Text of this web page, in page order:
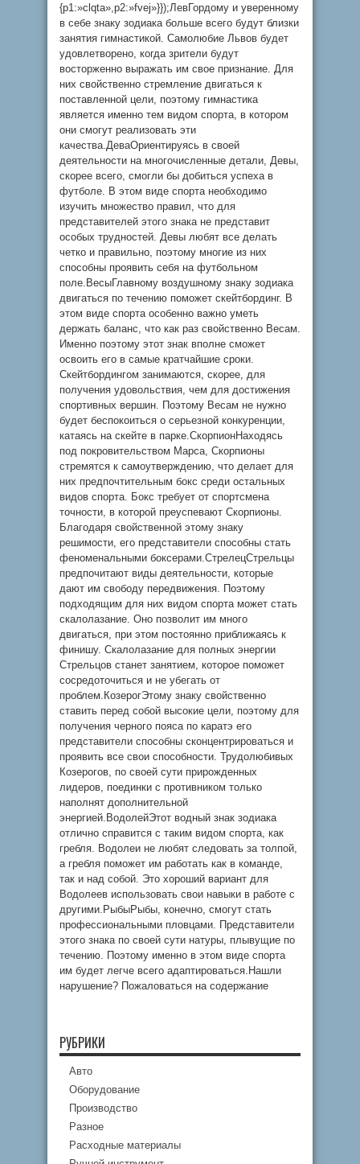
{p1:»clqta»,p2:»fvej»}});ЛевГордому и уверенному
в себе знаку зодиака больше всего будут близки
занятия гимнастикой. Самолюбие Львов будет
удовлетворено, когда зрители будут
восторженно выражать им свое признание. Для
них свойственно стремление двигаться к
поставленной цели, поэтому гимнастика
является именно тем видом спорта, в котором
они смогут реализовать эти
качества.ДеваОриентируясь в своей
деятельности на многочисленные детали, Девы,
скорее всего, смогли бы добиться успеха в
футболе. В этом виде спорта необходимо
изучить множество правил, что для
представителей этого знака не представит
особых трудностей. Девы любят все делать
четко и правильно, поэтому многие из них
способны проявить себя на футбольном
поле.ВесыГлавному воздушному знаку зодиака
двигаться по течению поможет скейтбординг. В
этом виде спорта особенно важно уметь
держать баланс, что как раз свойственно Весам.
Именно поэтому этот знак вполне сможет
освоить его в самые кратчайшие сроки.
Скейтбордингом занимаются, скорее, для
получения удовольствия, чем для достижения
спортивных вершин. Поэтому Весам не нужно
будет беспокоиться о серьезной конкуренции,
катаясь на скейте в парке.СкорпионНаходясь
под покровительством Марса, Скорпионы
стремятся к самоутверждению, что делает для
них предпочтительным бокс среди остальных
видов спорта. Бокс требует от спортсмена
точности, в которой преуспевают Скорпионы.
Благодаря свойственной этому знаку
решимости, его представители способны стать
феноменальными боксерами.СтрелецСтрельцы
предпочитают виды деятельности, которые
дают им свободу передвижения. Поэтому
подходящим для них видом спорта может стать
скалолазание. Оно позволит им много
двигаться, при этом постоянно приближаясь к
финишу. Скалолазание для полных энергии
Стрельцов станет занятием, которое поможет
сосредоточиться и не убегать от
проблем.КозерогЭтому знаку свойственно
ставить перед собой высокие цели, поэтому для
получения черного пояса по каратэ его
представители способны сконцентрироваться и
проявить все свои способности. Трудолюбивых
Козерогов, по своей сути прирожденных
лидеров, поединки с противником только
наполнят дополнительной
энергией.ВодолейЭтот водный знак зодиака
отлично справится с таким видом спорта, как
гребля. Водолеи не любят следовать за толпой,
а гребля поможет им работать как в команде,
так и над собой. Это хороший вариант для
Водолеев использовать свои навыки в работе с
другими.РыбыРыбы, конечно, смогут стать
профессиональными пловцами. Представители
этого знака по своей сути натуры, плывущие по
течению. Поэтому именно в этом виде спорта
им будет легче всего адаптироваться.Нашли
нарушение? Пожаловаться на содержание
РУБРИКИ
Авто
Оборудование
Производство
Разное
Расходные материалы